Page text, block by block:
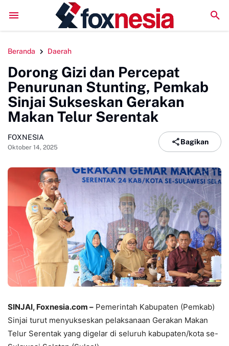
Rayakan Anniversary Ke-5 di Tanjung Bira, Soliditas Komunitas
Beranda Daerah
Dorong Gizi dan Percepat
Penurunan Stunting, Pemkab
Sinjai Sukseskan Gerakan
Makan Telur Serentak
FOXNESIA
Oktober 14, 2025
Bagikan
SINJAI, Foxnesia.com – Pemerintah Kabupaten (Pemkab)
Sinjai turut menyukseskan pelaksanaan Gerakan Makan
Telur Serentak yang digelar di seluruh kabupaten/kota se-